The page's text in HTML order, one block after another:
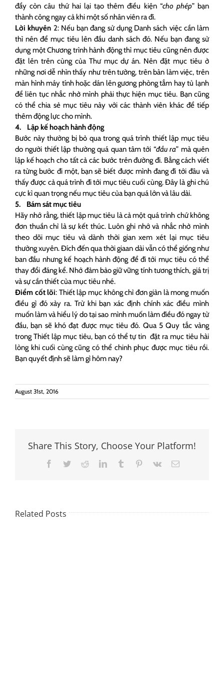
đẩy còn câu thứ hai lại tạo thêm điều kiện “cho phép” bạn
thành công ngay cả khi một số nhân viên ra đi.
Lời khuyên 2: Nếu bạn đang sử dụng Danh sách việc cần làm
thì nên để mục tiêu lên đầu danh sách đó. Nếu bạn đang sử
dụng một Chương trình hành động thì mục tiêu cũng nên được
đặt lên trên cùng của Thư mục dự án. Nên đặt mục tiêu ở
những nơi dễ nhìn thấy như trên tường, trên bàn làm việc, trên
màn hình máy tính hoặc dán lên gương phòng tắm hay tủ lạnh
để liên tục nhắc nhở mình phải thực hiện mục tiêu. Bạn cũng
có thể chia sẻ mục tiêu này với các thành viên khác để tiếp
thêm động lực cho mình.
4. Lập kế hoạch hành động
Bước này thường bị bỏ qua trong quá trình thiết lập mục tiêu
do người thiết lập thường quá quan tâm tới “đầu ra” mà quên
lập kế hoạch cho tất cả các bước trên đường đi. Bằng cách viết
ra từng bước đi một, bạn sẽ biết được mình đang đi tới đâu và
thấy được cả quá trình đi tới mục tiêu cuối cùng. Đây là ghi chú
cực kì quan trọng nếu mục tiêu của bạn quá lớn và lâu dài.
5. Bám sát mục tiêu
Hãy nhớ rằng, thiết lập mục tiêu là cả một quá trình chứ không
đơn thuần chỉ là sự kết thúc. Luôn ghi nhớ và nhắc nhở mình
theo dõi mục tiêu và dành thời gian xem xét lại mục tiêu
thường xuyên. Đích đến qua thời giaan dài vẫn có thể giống như
ban đầu nhưng kế hoạch hành động để đi tới mục tiêu có thể
thay đổi đáng kể. Nhớ đảm bảo giữ vững tính tương thích, giá trị
và sự cần thiết của mục tiêu nhé.
Điểm cốt lõi: Thiết lập mục không chỉ đơn giản là mong muốn
điều gì đó xảy ra. Trừ khi bạn xác định chính xác điều mình
muốn làm và hiểu lý do tại sao mình muốn làm điều đó ngay từ
đầu, bạn sẽ khó đạt được mục tiêu đó. Qua 5 Quy tắc vàng
trong Thiết lập mục tiêu, bạn có thể tự tin đặt ra mục tiêu hài
lòng khi cuối cùng cũng có thể chinh phục được mục tiêu rồi.
Bạn quyết định sẽ làm gì hôm nay?
August 31st, 2016
Share This Story, Choose Your Platform!
Facebook
TwitterRedditLinkedInTumblr Pinterest
Vk Email
Related Posts